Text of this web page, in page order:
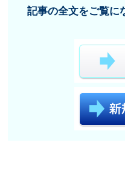
記事の全文をご覧に